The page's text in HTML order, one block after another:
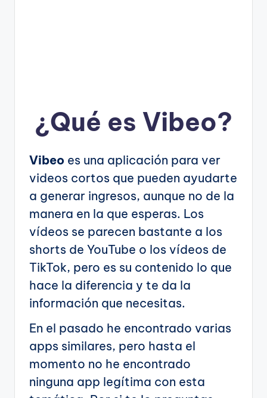
¿Qué es Vibeo?
Vibeo es una aplicación para ver
videos cortos que pueden ayudarte
a generar ingresos, aunque no de la
manera en la que esperas. Los
vídeos se parecen bastante a los
shorts de YouTube o los vídeos de
TikTok, pero es su contenido lo que
hace la diferencia y te da la
información que necesitas.
En el pasado he encontrado varias
apps similares, pero hasta el
momento no he encontrado
ninguna app legítima con esta